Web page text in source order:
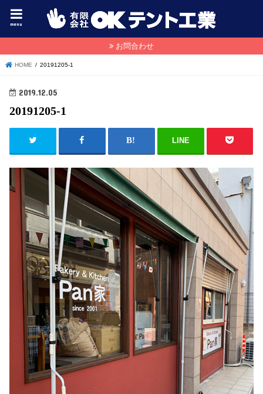
menu
お問合わせ
HOME 20191205-1
2019.12.05
20191205-1
LINE